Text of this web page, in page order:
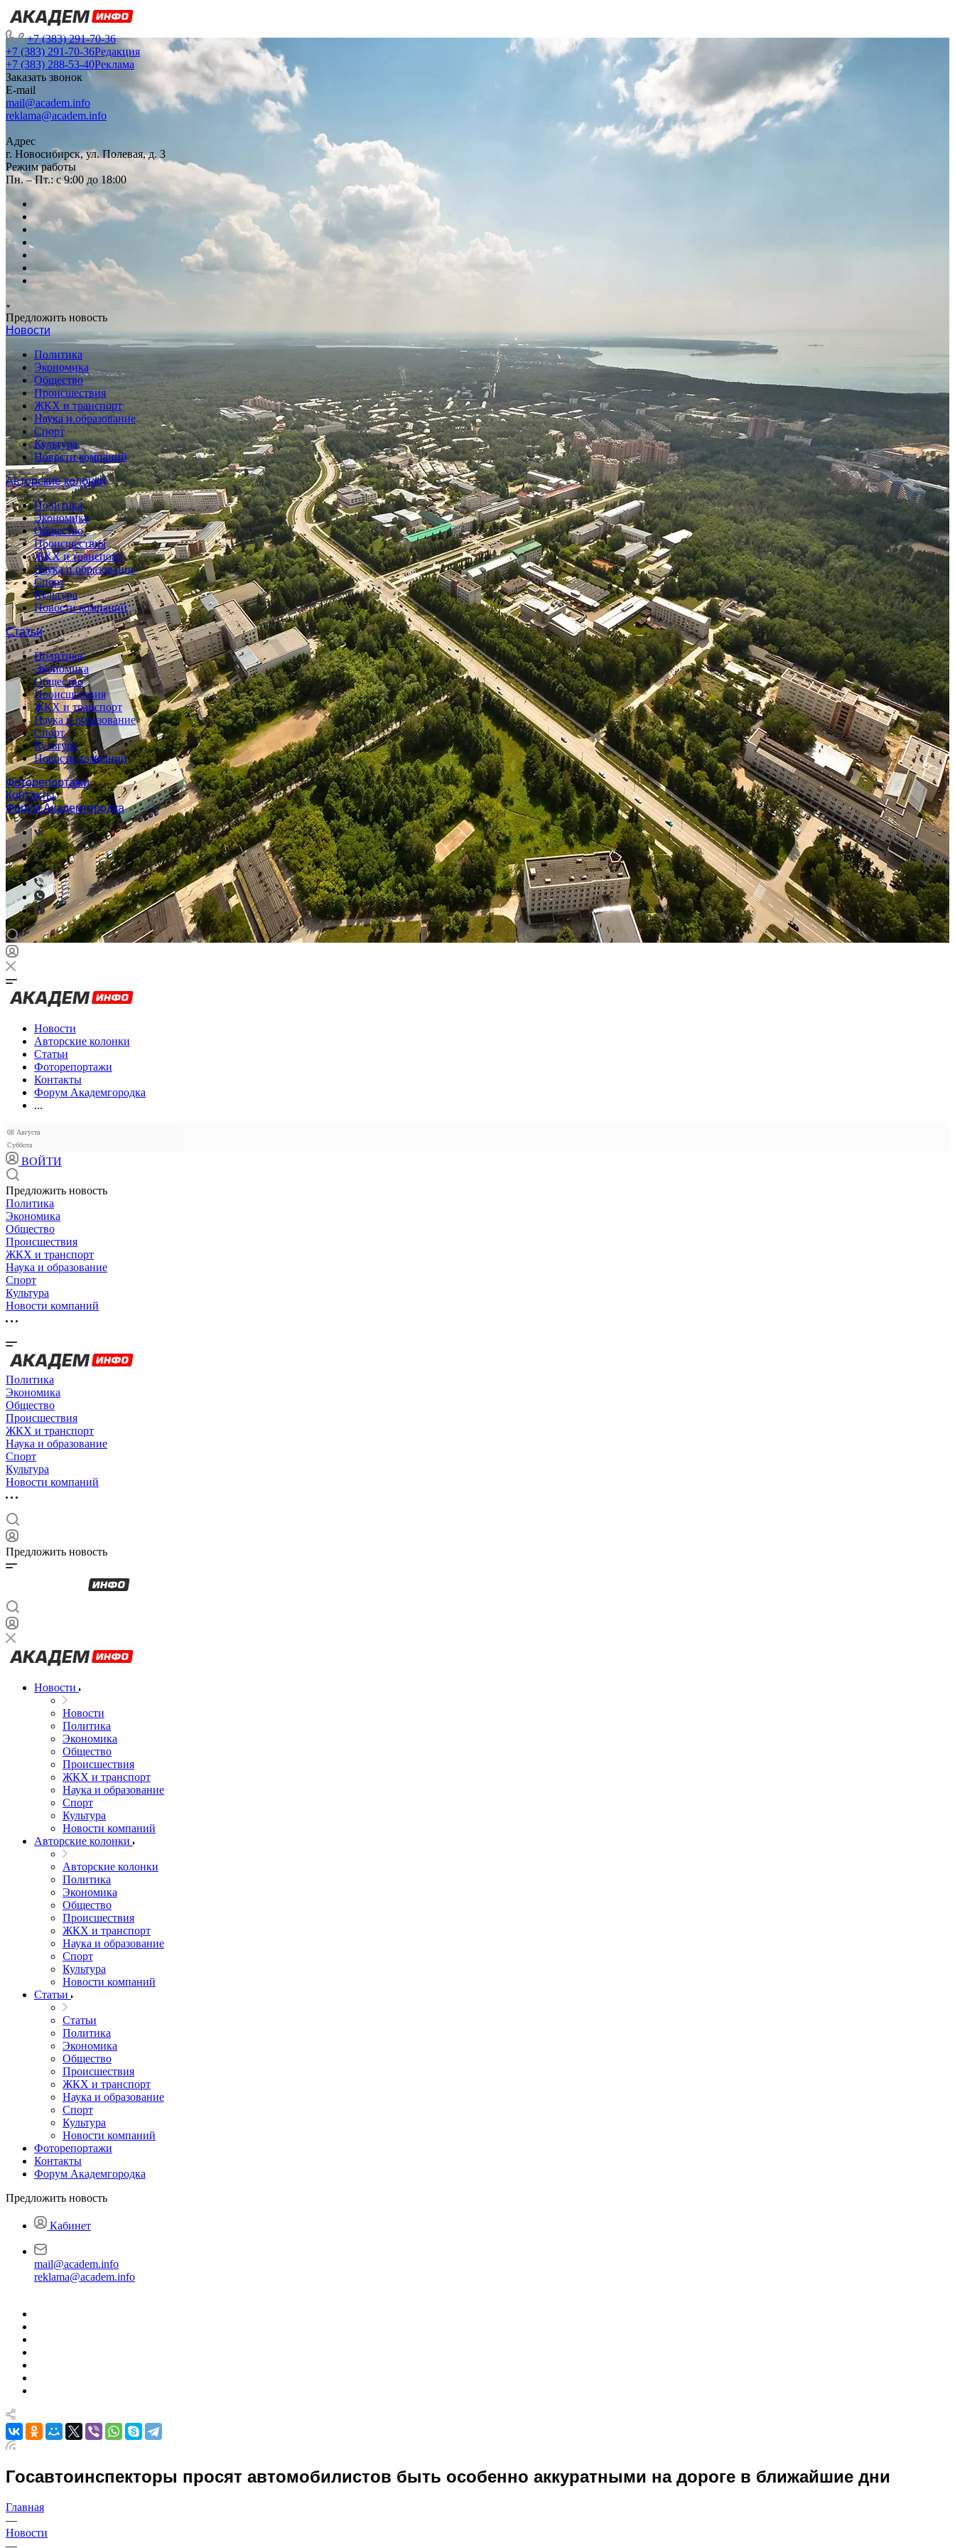
+7 (383) 291-70-36
+7 (383) 291-70-36Редакция
+7 (383) 288-53-40Реклама
Заказать звонок
E-mail
mail@academ.info
reklama@academ.info
Адрес
г. Новосибирск, ул. Полевая, д. 3
Режим работы
Пн. – Пт.: с 9:00 до 18:00
Предложить новость
Новости
Политика
Экономика
Общество
Происшествия
ЖКХ и транспорт
Наука и образование
Спорт
Культура
Новости компаний
Авторские колонки
Политика
Экономика
Общество
Происшествия
ЖКХ и транспорт
Наука и образование
Спорт
Культура
Новости компаний
Статьи
Политика
Экономика
Общество
Происшествия
ЖКХ и транспорт
Наука и образование
Спорт
Культура
Новости компаний
Фоторепортажи
Контакты
Форум Академгородка
Новости
Авторские колонки
Статьи
Фоторепортажи
Контакты
Форум Академгородка
...
08 Августа
Суббота
ВОЙТИ
Предложить новость
Политика
Экономика
Общество
Происшествия
ЖКХ и транспорт
Наука и образование
Спорт
Культура
Новости компаний
Политика
Экономика
Общество
Происшествия
ЖКХ и транспорт
Наука и образование
Спорт
Культура
Новости компаний
Предложить новость
Новости
Новости
Политика
Экономика
Общество
Происшествия
ЖКХ и транспорт
Наука и образование
Спорт
Культура
Новости компаний
Авторские колонки
Авторские колонки
Политика
Экономика
Общество
Происшествия
ЖКХ и транспорт
Наука и образование
Спорт
Культура
Новости компаний
Статьи
Статьи
Политика
Экономика
Общество
Происшествия
ЖКХ и транспорт
Наука и образование
Спорт
Культура
Новости компаний
Фоторепортажи
Контакты
Форум Академгородка
Предложить новость
Кабинет
mail@academ.info
reklama@academ.info
Госавтоинспекторы просят автомобилистов быть особенно аккуратными на дороге в ближайшие дни
Главная
—
Новости
—